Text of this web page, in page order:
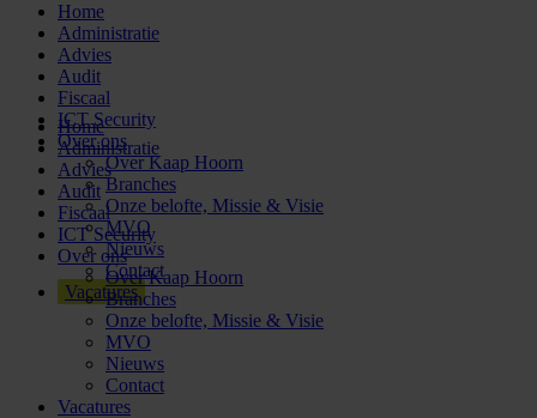
Home
Administratie
Advies
Audit
Fiscaal
ICT Security
Over ons
Over Kaap Hoorn
Branches
Onze belofte, Missie & Visie
MVO
Nieuws
Contact
Vacatures
Home
Administratie
Advies
Audit
Fiscaal
ICT Security
Over ons
Over Kaap Hoorn
Branches
Onze belofte, Missie & Visie
MVO
Nieuws
Contact
Vacatures